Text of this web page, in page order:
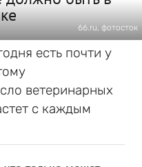
66.ru, фотосток
есть почти у
ветеринарных
с каждым